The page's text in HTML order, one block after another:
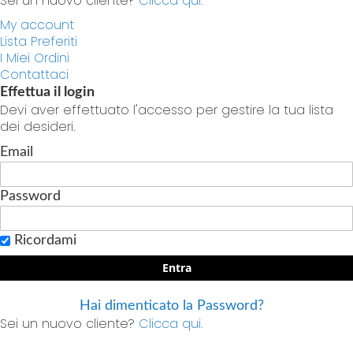
My account
Lista Preferiti
I Miei Ordini
Contattaci
Effettua il login
Devi aver effettuato l'accesso per gestire la tua lista
dei desideri.
Email
Password
Ricordami
Entra
Hai dimenticato la Password?
Sei un nuovo cliente? Clicca qui.